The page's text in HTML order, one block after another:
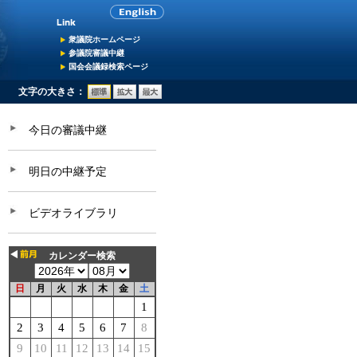
衆議院ホームページ
参議院審議中継
国会会議録検索ページ
文字の大きさ：
今日の審議中継
明日の中継予定
ビデオライブラリ
カレンダー検索
日 月 火 水 木 金 土
1
2
3 4 5 6 7
8
9
10 11 12 13 14
15